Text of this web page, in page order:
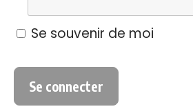
Se souvenir de moi